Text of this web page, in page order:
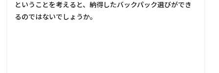
ということを考えると、納得したバックパック選びができ
るのではないでしょうか。